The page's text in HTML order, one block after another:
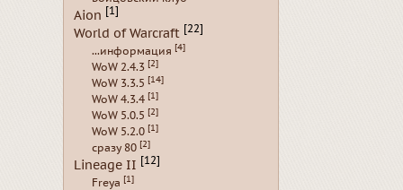
Aion [1]
World of Warcraft [22]
...информация [4]
WoW 2.4.3 [2]
WoW 3.3.5 [14]
WoW 4.3.4 [1]
WoW 5.0.5 [2]
WoW 5.2.0 [1]
сразу 80 [2]
Lineage II [12]
Freya [1]